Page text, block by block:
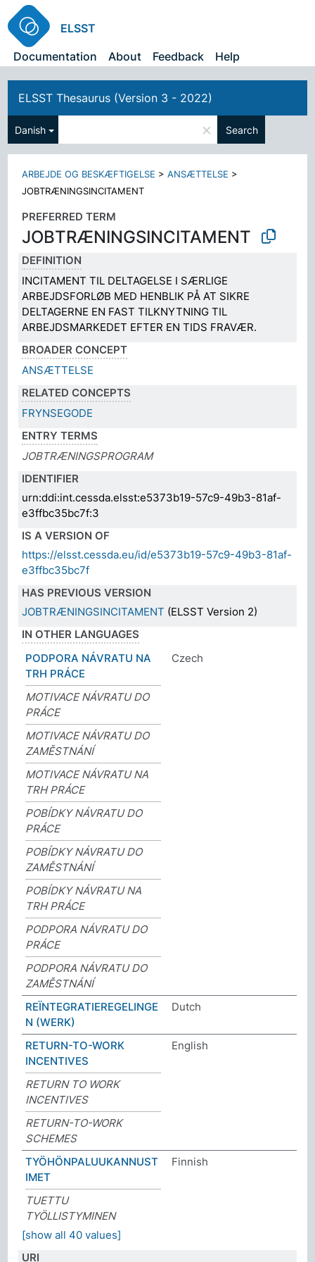
ELSST
Documentation
About Feedback Help
ELSST Thesaurus (Version 3 - 2022)
Danish × Search
ARBEJDE OG BESKÆFTIGELSE >ANSÆTTELSE >
JOBTRÆNINGSINCITAMENT
PREFERRED TERM
JOBTRÆNINGSINCITAMENT
DEFINITION
INCITAMENT TIL DELTAGELSE I SÆRLIGE
ARBEJDSFORLØB MED HENBLIK PÅ AT SIKRE
DELTAGERNE EN FAST TILKNYTNING TIL
ARBEJDSMARKEDET EFTER EN TIDS FRAVÆR.
BROADER CONCEPT
ANSÆTTELSE
RELATED CONCEPTS
FRYNSEGODE
ENTRY TERMS
JOBTRÆNINGSPROGRAM
IDENTIFIER
urn:ddi:int.cessda.elsst:e5373b19-57c9-49b3-81af-
e3ffbc35bc7f:3
IS A VERSION OF
https://elsst.cessda.eu/id/e5373b19-57c9-49b3-81af-
e3ffbc35bc7f
HAS PREVIOUS VERSION
JOBTRÆNINGSINCITAMENT (ELSST Version 2)
IN OTHER LANGUAGES
PODPORA NÁVRATU NA
TRH PRÁCE
Czech
MOTIVACE NÁVRATU DO
PRÁCE
MOTIVACE NÁVRATU DO
ZAMĚSTNÁNÍ
MOTIVACE NÁVRATU NA
TRH PRÁCE
POBÍDKY NÁVRATU DO
PRÁCE
POBÍDKY NÁVRATU DO
ZAMĚSTNÁNÍ
POBÍDKY NÁVRATU NA
TRH PRÁCE
PODPORA NÁVRATU DO
PRÁCE
PODPORA NÁVRATU DO
ZAMĚSTNÁNÍ
REÏNTEGRATIEREGELINGE
N (WERK)
Dutch
RETURN-TO-WORK
INCENTIVES
English
RETURN TO WORK
INCENTIVES
RETURN-TO-WORK
SCHEMES
TYÖHÖNPALUUKANNUST
IMET
Finnish
TUETTU
TYÖLLISTYMINEN
[show all 40 values]
URI